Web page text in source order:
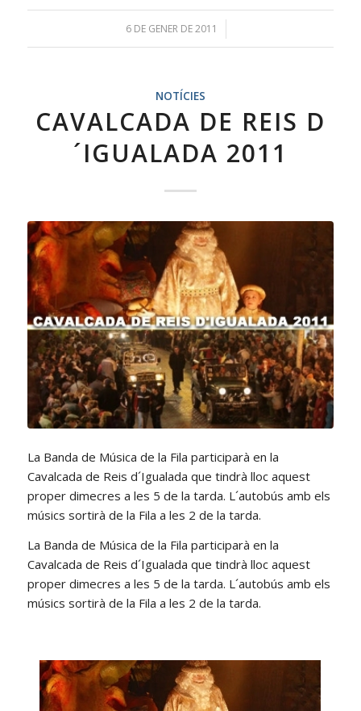
6 DE GENER DE 2011
/
NOTÍCIES
CAVALCADA DE REIS D
´IGUALADA 2011
La Banda de Música de la Fila participarà en la
Cavalcada de Reis d´Igualada que tindrà lloc aquest
proper dimecres a les 5 de la tarda. L´autobús amb els
músics sortirà de la Fila a les 2 de la tarda.
La Banda de Música de la Fila participarà en la
Cavalcada de Reis d´Igualada que tindrà lloc aquest
proper dimecres a les 5 de la tarda. L´autobús amb els
músics sortirà de la Fila a les 2 de la tarda.